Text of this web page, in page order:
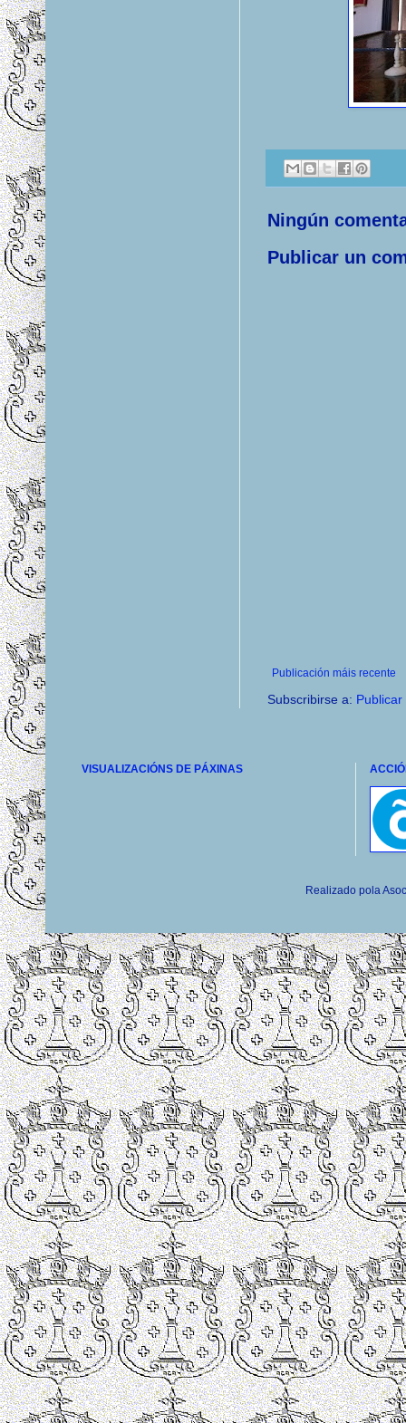
Ningún
Publicar un
Publicación máis recente
Subscribirse a:
VISUALIZACIÓNS DE PÁXINAS
Realizado pola